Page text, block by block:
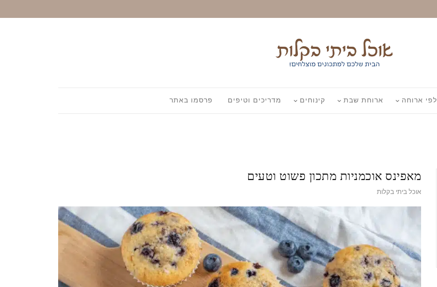
לפי ארוחה ארוחת שבת קינוחים מדריכים וטיפים פרסמו באתר
מאפינס אוכמניות מתכון פשוט וטעים
אוכל ביתי בקלות